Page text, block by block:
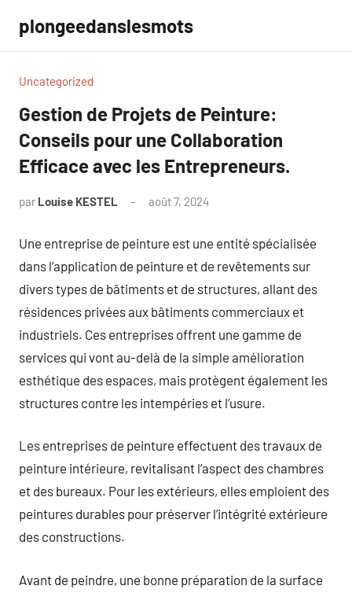
contenu
plongeedanslesmots
Uncategorized
Gestion de Projets de Peinture:
Conseils pour une Collaboration
Efficace avec les Entrepreneurs.
par Louise KESTEL août 7, 2024
Une entreprise de peinture est une entité spécialisée
dans l’application de peinture et de revêtements sur
divers types de bâtiments et de structures, allant des
résidences privées aux bâtiments commerciaux et
industriels. Ces entreprises offrent une gamme de
services qui vont au-delà de la simple amélioration
esthétique des espaces, mais protègent également les
structures contre les intempéries et l’usure.
Les entreprises de peinture effectuent des travaux de
peinture intérieure, revitalisant l’aspect des chambres
et des bureaux. Pour les extérieurs, elles emploient des
peintures durables pour préserver l’intégrité extérieure
des constructions.
Avant de peindre, une bonne préparation de la surface